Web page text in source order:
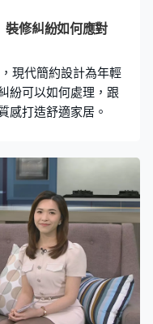
裝修糾紛如何應對
現代簡約設計為年輕
紛可以如何處理，跟
感打造舒適家居。